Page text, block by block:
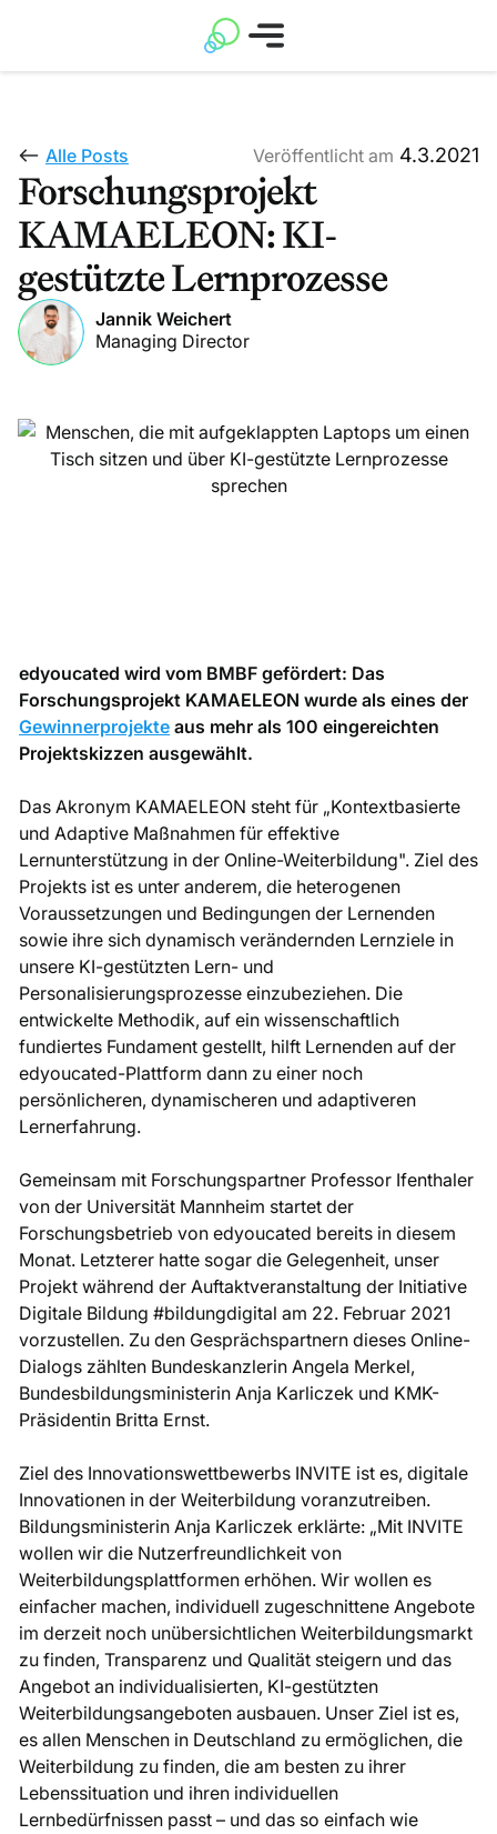
Alle Posts Veröffentlicht am 4.3.2021
Forschungsprojekt
KAMAELEON: KI-
gestützte Lernprozesse
Jannik Weichert
Managing Director
edyoucated wird vom BMBF gefördert: Das
Forschungsprojekt KAMAELEON wurde als eines der
Gewinnerprojekte aus mehr als 100 eingereichten
Projektskizzen ausgewählt.
Das Akronym KAMAELEON steht für „Kontextbasierte
und Adaptive Maßnahmen für effektive
Lernunterstützung in der Online-Weiterbildung". Ziel des
Projekts ist es unter anderem, die heterogenen
Voraussetzungen und Bedingungen der Lernenden
sowie ihre sich dynamisch verändernden Lernziele in
unsere KI-gestützten Lern- und
Personalisierungsprozesse einzubeziehen. Die
entwickelte Methodik, auf ein wissenschaftlich
fundiertes Fundament gestellt, hilft Lernenden auf der
edyoucated-Plattform dann zu einer noch
persönlicheren, dynamischeren und adaptiveren
Lernerfahrung.
Gemeinsam mit Forschungspartner Professor Ifenthaler
von der Universität Mannheim startet der
Forschungsbetrieb von edyoucated bereits in diesem
Monat. Letzterer hatte sogar die Gelegenheit, unser
Projekt während der Auftaktveranstaltung der Initiative
Digitale Bildung #bildungdigital am 22. Februar 2021
vorzustellen. Zu den Gesprächspartnern dieses Online-
Dialogs zählten Bundeskanzlerin Angela Merkel,
Bundesbildungsministerin Anja Karliczek und KMK-
Präsidentin Britta Ernst.
Ziel des Innovationswettbewerbs INVITE ist es, digitale
Innovationen in der Weiterbildung voranzutreiben.
Bildungsministerin Anja Karliczek erklärte: „Mit INVITE
wollen wir die Nutzerfreundlichkeit von
Weiterbildungsplattformen erhöhen. Wir wollen es
einfacher machen, individuell zugeschnittene Angebote
im derzeit noch unübersichtlichen Weiterbildungsmarkt
zu finden, Transparenz und Qualität steigern und das
Angebot an individualisierten, KI-gestützten
Weiterbildungsangeboten ausbauen. Unser Ziel ist es,
es allen Menschen in Deutschland zu ermöglichen, die
Weiterbildung zu finden, die am besten zu ihrer
Lebenssituation und ihren individuellen
Lernbedürfnissen passt – und das so einfach wie